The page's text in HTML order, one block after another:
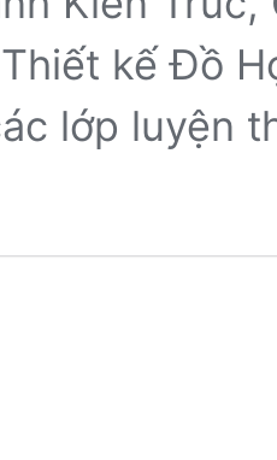
kế Đồ
lớp luyện